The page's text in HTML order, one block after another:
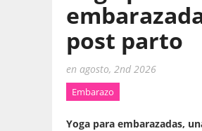
post parto
en agosto, 2nd 2026
Embarazo
Yoga para embarazadas,